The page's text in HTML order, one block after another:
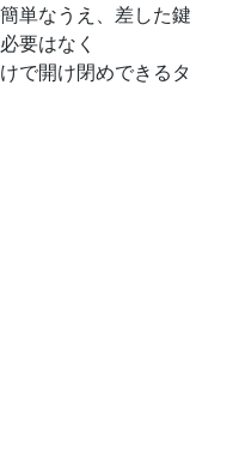
単なうえ、差した鍵
要はなく
で開け閉めできるタ